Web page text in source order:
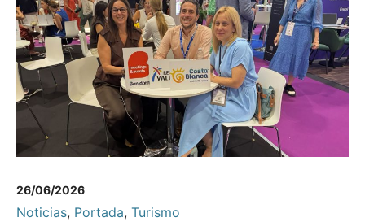
26/06/2026
Noticias, Portada, Turismo